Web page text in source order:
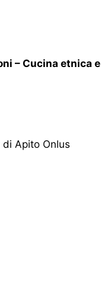
– Cucina etnica e
di Apito Onlus